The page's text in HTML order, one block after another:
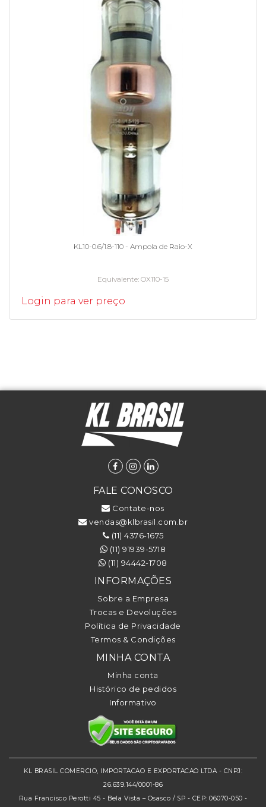
KL10-0.6/1.8-110 - Ampola de Raio-X
Equivalente OX110-15
Login para ver preço
FALE CONOSCO
Contate-nos
vendas@klbrasil.com.br
(11) 4376-1675
(11) 91939-5718
(11) 94442-1708
INFORMAÇÕES
Sobre a Empresa
Trocas e Devoluções
Política de Privacidade
Termos & Condições
MINHA CONTA
Minha conta
Histórico de pedidos
Informativo
KL BRASIL COMERCIO, IMPORTACAO E EXPORTACAO LTDA - CNPJ:
26.639.144/0001-86
Rua Francisco Perotti 45 - Bela Vista – Osasco / SP - CEP: 06070-050 -